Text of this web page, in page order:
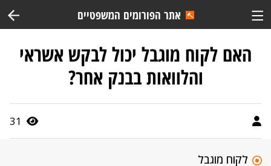
אתר הפורומים המשפטיים
האם לקוח מוגבל יכול לבקש אשראי
והלוואות בבנק אחר?
31
לקוח מוגבל